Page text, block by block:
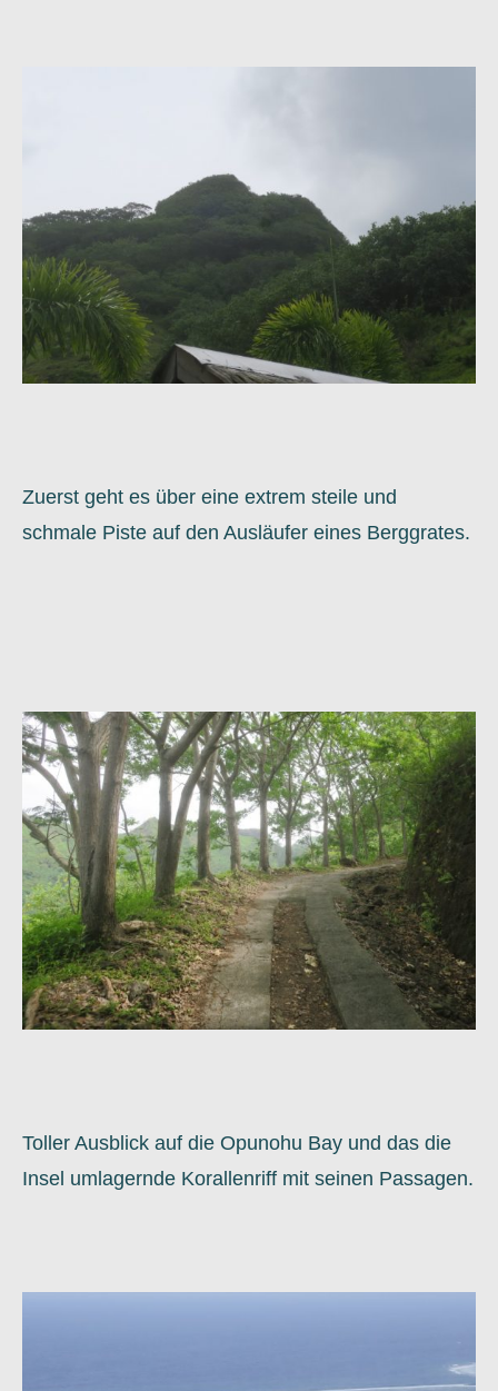
Zuerst geht es über eine extrem steile und
schmale Piste auf den Ausläufer eines Berggrates.
Toller Ausblick auf die Opunohu Bay und das die
Insel umlagernde Korallenriff mit seinen Passagen.